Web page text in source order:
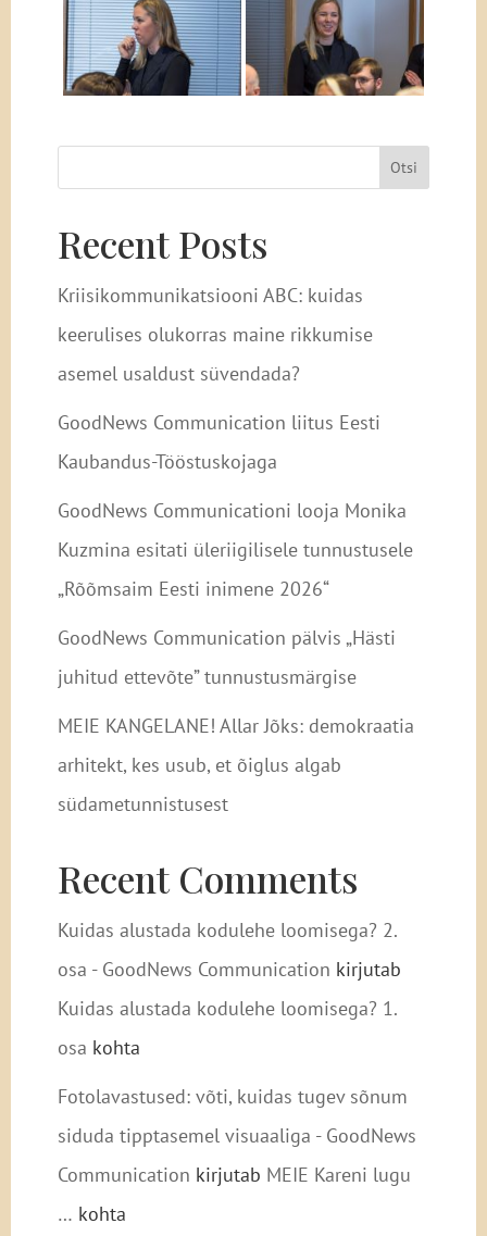
Otsi
Recent Posts
Kriisikommunikatsiooni ABC: kuidas
keerulises olukorras maine rikkumise
asemel usaldust süvendada?
GoodNews Communication liitus Eesti
Kaubandus-Tööstuskojaga
GoodNews Communicationi looja Monika
Kuzmina esitati üleriigilisele tunnustusele
„Rõõmsaim Eesti inimene 2026“
GoodNews Communication pälvis „Hästi
juhitud ettevõte” tunnustusmärgise
MEIE KANGELANE! Allar Jõks: demokraatia
arhitekt, kes usub, et õiglus algab
südametunnistusest
Recent Comments
Kuidas alustada kodulehe loomisega? 2.
osa - GoodNews Communication kirjutab
Kuidas alustada kodulehe loomisega? 1.
osa kohta
Fotolavastused: võti, kuidas tugev sõnum
siduda tipptasemel visuaaliga - GoodNews
Communication kirjutab MEIE Kareni lugu
… kohta